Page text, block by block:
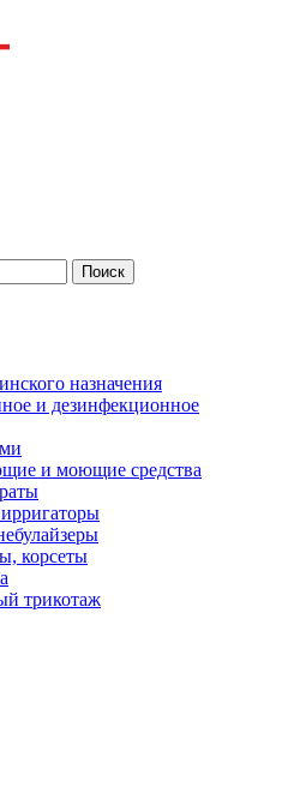
Поиск
назначения
и дезинфекционное
и моющие средства
корсеты
трикотаж